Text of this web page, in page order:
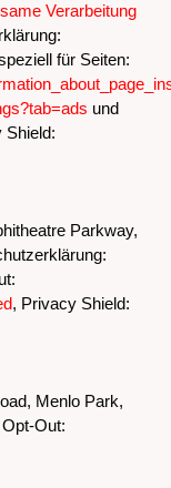
Verarbeitung
für Seiten:
und
Shield:
Parkway,
, Privacy Shield:
Menlo Park,
Out: